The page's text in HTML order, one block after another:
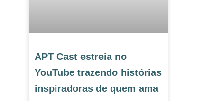
APT Cast estreia no
YouTube trazendo histórias
inspiradoras de quem ama